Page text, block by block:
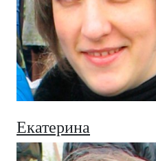
Екатерина